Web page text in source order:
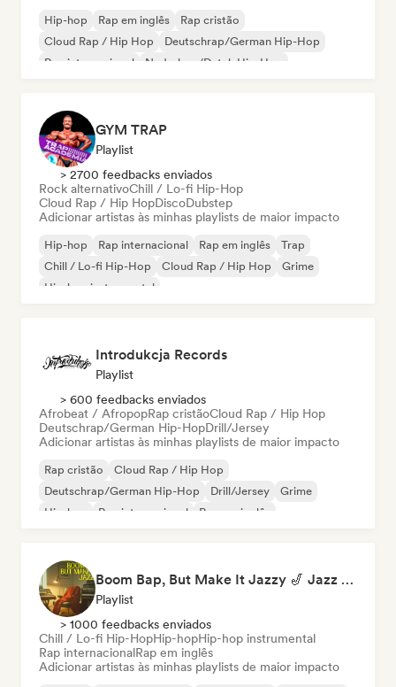
Hip-hop Rap em inglês
Rap cristão
Cloud Rap / Hip Hop
Deutschrap/German Hip-Hop
Rap internacional
Nederhop/Dutch Hip-Hop
GYM TRAP
Playlist
> 2700 feedbacks enviados
Rock alternativoChill / Lo-fi Hip-Hop
Cloud Rap / Hip HopDiscoDubstep
Adicionar artistas às minhas playlists de maior impacto
Hip-hop Rap internacional Rap em inglês
Trap
Chill / Lo-fi Hip-Hop
Cloud Rap / Hip Hop
Grime
Hip-hop instrumental
Introdukcja Records
Playlist
> 600 feedbacks enviados
Afrobeat / AfropopRap cristãoCloud Rap / Hip Hop
Deutschrap/German Hip-HopDrill/Jersey
Adicionar artistas às minhas playlists de maior impacto
Rap cristão
Cloud Rap / Hip Hop
Deutschrap/German Hip-Hop
Drill/Jersey
Grime
Hip-hop
Rap internacional Rap em inglês
Boom Bap, But Make It Jazzy 🎷 Jazz Rap, Underground & Conscious Hip-Hop
Playlist
> 1000 feedbacks enviados
Chill / Lo-fi Hip-HopHip-hopHip-hop instrumental
Rap internacionalRap em inglês
Adicionar artistas às minhas playlists de maior impacto